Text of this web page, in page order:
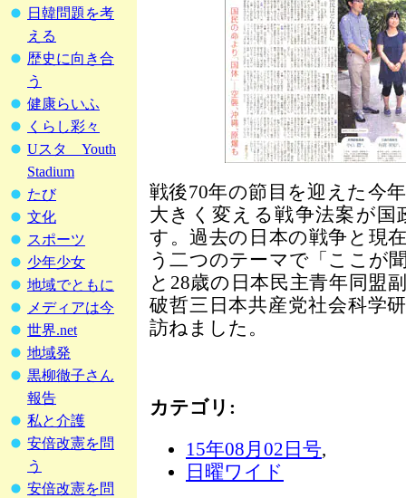
日韓問題を考
える
歴史に向き合
う
健康らいふ
くらし彩々
Uスタ Youth
Stadium
たび
文化
スポーツ
少年少女
地域でともに
メディアは今
世界.net
地域発
黒柳徹子さん
報告
私と介護
安倍改憲を問
う
安倍改憲を問
戦後70年の節目を迎えた今
大きく変える戦争法案が
す。過去の日本の戦争と現
う二つのテーマで「ここが
と28歳の日本民主青年同盟
破哲三日本共産党社会科学
訪ねました。
カテゴリ :
15年08月02日号,
日曜ワイド